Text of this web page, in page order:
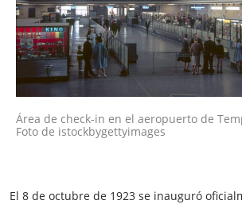
Área de check-in en el aeropuerto de
Foto de istockbygettyimages
El 8 de octubre de 1923 se inauguró